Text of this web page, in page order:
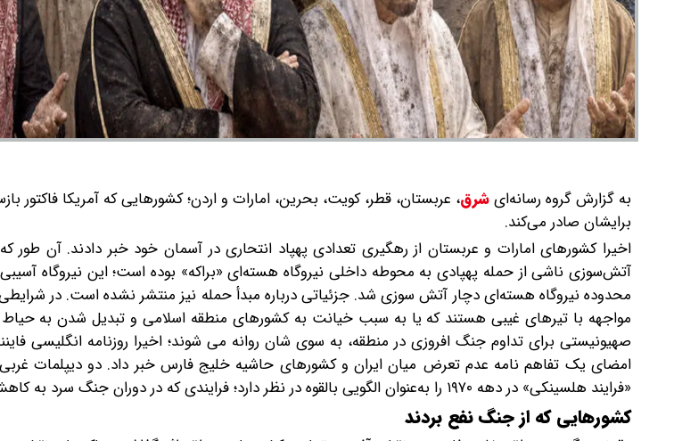
به گزارش گروه رسانه‌ایشرق، عربستان، قطر، کویت، بحرین، امارات و اردن؛ کشورهایی که آمریکا فاکتور
برایشان صادر می‌کند.
اخیرا کشورهای امارات و عربستان از رهگیری تعدادی پهپاد انتحاری در آسمان خود خبر دادند. آن طور که
آتش‌سوزی ناشی از حمله پهپادی به محوطه داخلی نیروگاه هسته‌ای «براکه» بوده است؛ این نیروگاه
محدوده نیروگاه هسته‌ای دچار آتش سوزی شد. جزئیاتی درباره مبدأ حمله نیز منتشر نشده است. در
مواجهه با تیرهای غیبی هستند که یا به سبب خیانت به کشورهای منطقه اسلامی و تبدیل شدن به
صهیونیستی برای تداوم جنگ افروزی در منطقه، به سوی شان روانه می شوند؛ اخیرا روزنامه انگلیسی
امضای یک تفاهم نامه عدم تعرض میان ایران و کشورهای حاشیه خلیج فارس خبر داد. دو دیپلمات
«فرایند هلسینکی» در دهه ۱۹۷۰ را به‌عنوان الگویی بالقوه در نظر دارد؛ فرایندی که در دوران جنگ سرد به کاهش تنش‌ها در اروپا کمک کرد.
کشورهایی که از جنگ نفع بردند